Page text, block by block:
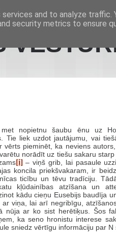
nopietnu šaubu ēnu uz
Tie liek uzdot jautājumu, vai
pieminēt, ka neviens
norādīt uz tiešu sakaru starp
[i] – viņš grib, lai pasaule
koncila priekšvakaram, ir
ticību un tēvu tradīciju.
kļūdainības atzīšana un
kādu cieņu Eusebijs baudīja
viņa, lai arī negribīgu,
nūja ar ko sist herētiķus. Šos
ka seno hronistu interese
sniedz vērtīgu informāciju par N
and to analyze traffic.
security metrics to ensure